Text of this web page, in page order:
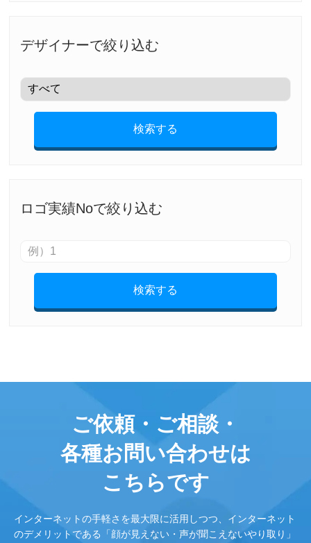
デザイナーで絞り込む
検索する
ロゴ実績Noで絞り込む
検索する
ご依頼・ご相談・
各種お問い合わせは
こちらです
インターネットの手軽さを最大限に活用しつつ、インターネット
のデメリットである「顔が見えない・声が聞こえないやり取り」